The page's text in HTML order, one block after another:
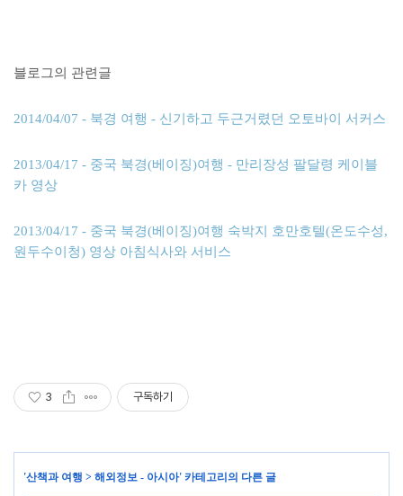
블로그의 관련글
2014/04/07 - 북경 여행 - 신기하고 두근거렸던 오토바이 서커스
2013/04/17 - 중국 북경(베이징)여행 - 만리장성 팔달령 케이블
카 영상
2013/04/17 - 중국 북경(베이징)여행 숙박지 호만호텔(온도수성,
원두수이청) 영상 아침식사와 서비스
3 구독하기
'산책과 여행 > 해외정보 - 아시아' 카테고리의 다른 글